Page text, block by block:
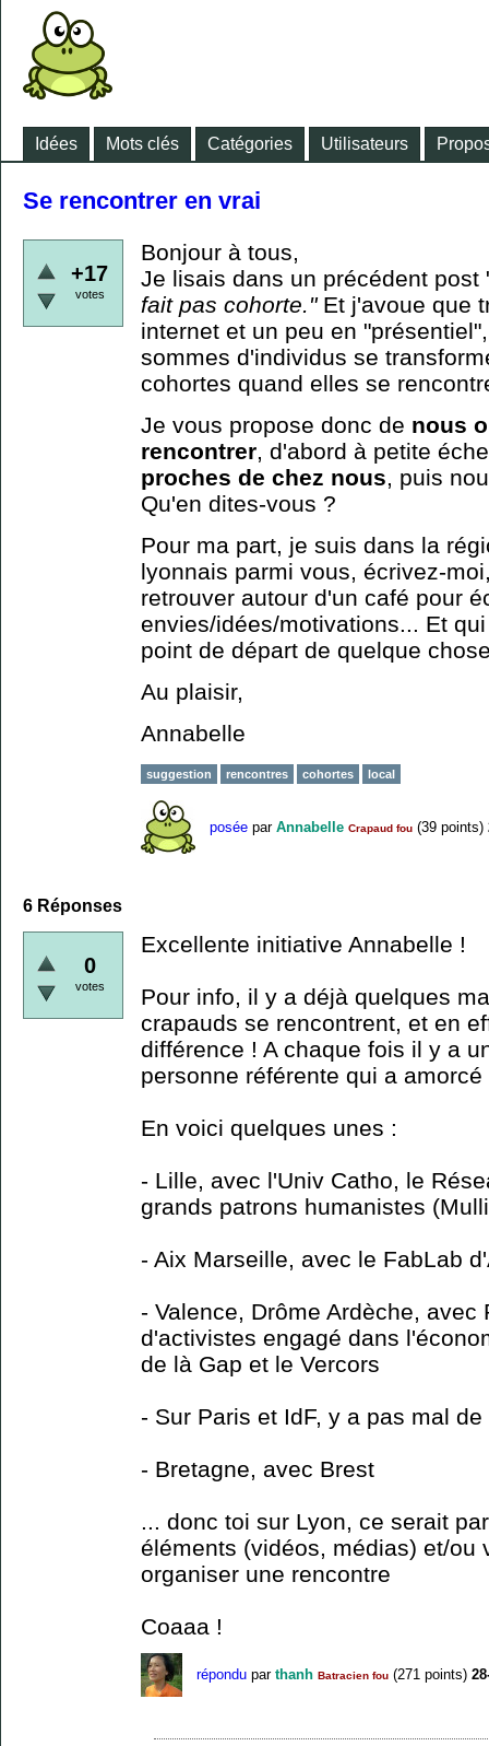
Idées Mots clés Catégories Utilisateurs
Se rencontrer en vrai
+17
votes
Bonjour à tous,
Je lisais dans un précédent post
fait pas cohorte." Et j'avoue que
internet et un peu en
sommes d'individus se
cohortes quand elles se
Je vous propose donc de nous
rencontrer, d'abord à petite
proches de chez nous, puis
Qu'en dites-vous ?
Pour ma part, je suis dans la
lyonnais parmi vous, écrivez-
retrouver autour d'un café pour
envies/idées/motivations... Et
point de départ de quelque
Au plaisir,
Annabelle
suggestion rencontres cohortes local
posée par Annabelle Crapaud fou (39 points)
6 Réponses
0
votes
Excellente initiative Annabelle !
Pour info, il y a déjà quelques
crapauds se rencontrent, et en
différence ! A chaque fois il y a
personne référente qui a amorcé
En voici quelques unes :
- Lille, avec l'Univ Catho, le
grands patrons humanistes
- Aix Marseille, avec le FabLab
- Valence, Drôme Ardèche,
d'activistes engagé dans
de là Gap et le Vercors
- Sur Paris et IdF, y a pas mal
- Bretagne, avec Brest
... donc toi sur Lyon, ce serait
éléments (vidéos, médias) et/ou
organiser une rencontre
Coaaa !
répondu par thanh Batracien fou (271 points)